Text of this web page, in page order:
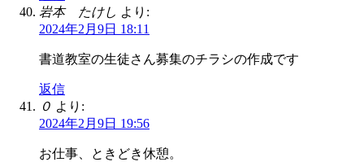
岩本 たけし より:
2024年2月9日 18:11
書道教室の生徒さん募集のチラシの作成です
返信
０ より:
2024年2月9日 19:56
お仕事、ときどき休憩。